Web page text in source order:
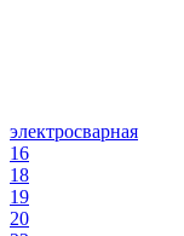
электросварная
16
18
19
20